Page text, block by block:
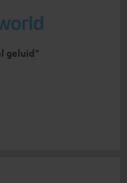
geluid"